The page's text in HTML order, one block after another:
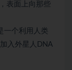
表面上向那些
一个利用人类
入外星人DNA